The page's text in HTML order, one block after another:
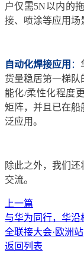
户仅需5N以内的
接、喷涂等应用场
自动化焊接应用 ：
货量稳居第一梯队
能化/柔性化程度
矩阵，并且已在船
泛应用。
除此之外，我们还
交流。
上一篇
与华为同行，华沿
全联接大会·欧洲站
返回列表